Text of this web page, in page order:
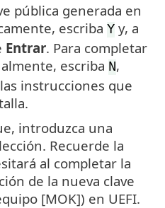
pública generada en
escriba Y y, a
Entrar. Para completar
escriba N,
instrucciones que
introduzca una
Recuerde la
al completar la
de la nueva clave
[MOK]) en UEFI.